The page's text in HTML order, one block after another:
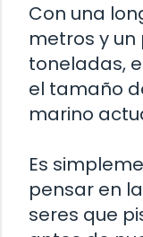
Con una
metros y un
toneladas,
el tamaño
marino
Es
pensar en
seres que